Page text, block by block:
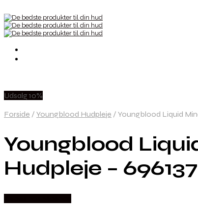
Udsalg 10%
Forside / Youngblood Hudpleje / Youngblood Liquid
Youngblood
Hudpleje –